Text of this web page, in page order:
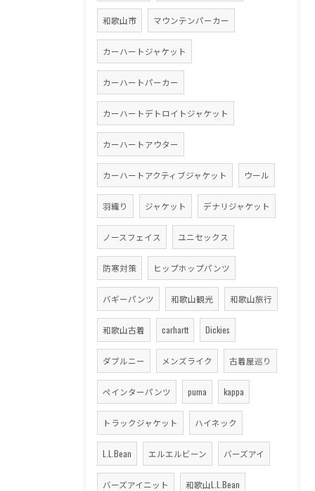
和歌山市 マウンテンパーカー
カーハートジャケット
カーハートパーカー
カーハートデトロイトジャケット
カーハートアウター
カーハートアクティブジャケット ウール
羽織り ジャケット デナリジャケット
ノースフェイス ユニセックス
防寒対策 ヒップホップパンツ
バギーパンツ 和歌山観光 和歌山旅行
和歌山古着 carhartt Dickies
ダブルニー メンズライク 古着屋巡り
ペインターパンツ puma kappa
トラックジャケット ハイネック
L.L.Bean エルエルビーン バーズアイ
バーズアイニット 和歌山L.L.Bean